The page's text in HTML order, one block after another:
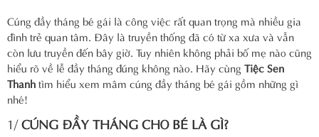
Cúng đầy tháng bé gái là công việc rất quan trọng mà nhiều gia
đình trẻ quan tâm. Đây là truyền thống đã có từ xa xưa và vẫn
còn lưu truyền đến bây giờ. Tuy nhiên không phải bố mẹ nào cũng
hiểu rõ về lễ đầy tháng đúng không nào. Hãy cùng Tiệc Sen
Thanhtìm hiểu xem mâm cúng đầy tháng bé gái gồm những gì
nhé!
1/CÚNG ĐẦY THÁNG CHO BÉ LÀ GÌ?